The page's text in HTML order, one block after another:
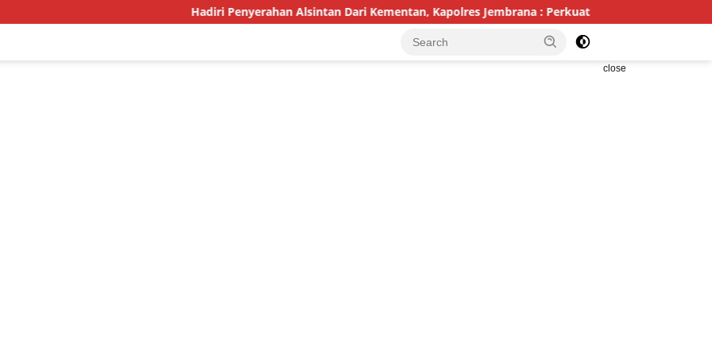
Hadiri Penyerahan Alsintan Dari Kementan, Kapolres Jembrana : Perkuat Pertanian Modern dan Ketahanan
close